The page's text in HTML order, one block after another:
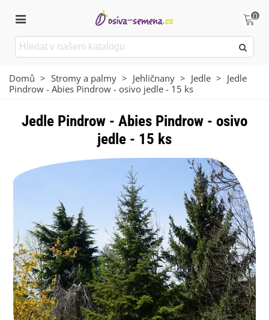
0
Domů > Stromy a palmy > Jehličnany > Jedle > Jedle
Pindrow - Abies Pindrow - osivo jedle - 15 ks
Jedle Pindrow - Abies Pindrow - osivo
jedle - 15 ks